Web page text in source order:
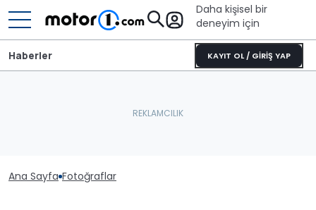
Daha kişisel bir
deneyim için
KAYIT OL / GİRİŞ YAP
Haberler
Ana Sayfa Fotoğraflar